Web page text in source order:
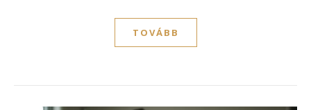
TOVÁBB